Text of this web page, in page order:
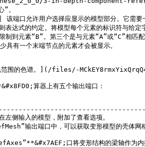
“以零为中心”。
用户选择应显示的模型部分。它需要一个
表达式的约定。将模型每个元素的标识符与
制到元素“B”。第三个是与元素“A”或“C”
具有一个末端节点的元素才会被显示。
围的色谱。](/files/-
算器上有五个输出端口：
| 是在左侧输入的模型，附
输出端口中，可以获取变形模型的壳体网格
口将变形结构的梁轴作为内